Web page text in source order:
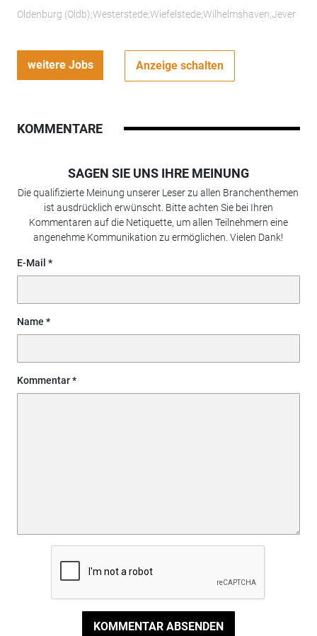
Oldenburg (Oldb);Westerstede;Wiefelstede;Wilhelmshaven;Jever
weitere Jobs Anzeige schalten
KOMMENTARE
SAGEN SIE UNS IHRE MEINUNG
Die qualifizierte Meinung unserer Leser zu allen Branchenthemen
ist ausdrücklich erwünscht. Bitte achten Sie bei Ihren
Kommentaren auf die Netiquette, um allen Teilnehmern eine
angenehme Kommunikation zu ermöglichen. Vielen Dank!
E-Mail
Name
Kommentar
KOMMENTAR ABSENDEN